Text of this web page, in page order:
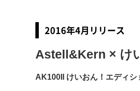
2016年4月リリース
Astell&Kern × け
AK100II けいおん！エディシ